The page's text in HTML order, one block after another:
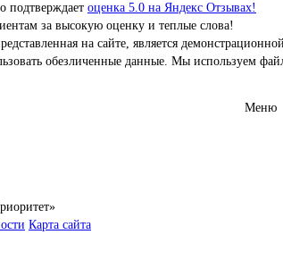
подтверждает оценка 5.0 на Яндекс Отзывах!
за высокую оценку и теплые слова!
на сайте, является
обезличенные данные. Мы используем
Меню
Карта сайта